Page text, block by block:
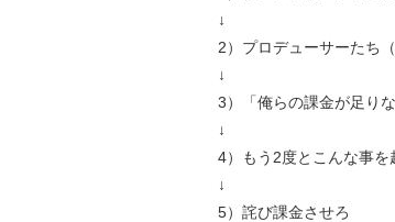
↓
2）プロデューサーたち
↓
3）「俺らの課金が足り
↓
4）もう2度とこんな事
↓
5）詫び課金させろ